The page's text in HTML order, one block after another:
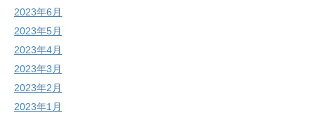
2023年6月
2023年5月
2023年4月
2023年3月
2023年2月
2023年1月